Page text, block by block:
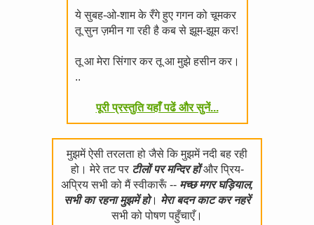
ये सुबह-ओ-शाम के रँगे हुए गगन को चूमकर
तू सुन ज़मीन गा रही है कब से झूम-झूम कर!
तू आ मेरा सिंगार कर तू आ मुझे हसीन कर।
..
पूरी प्रस्तुति यहाँ पढें और सुनें...
मुझमें ऐसी तरलता हो जैसे कि मुझमें नदी बह रही
हो। मेरे तट पर टीलों पर मन्दिर होंऔर प्रिय-
अप्रिय सभी को मैं स्वीकारूँ -- मच्छ मगर घड़ियाल,
सभी का रहना मुझमें हो। मेरा बदन काट कर नहरें
सभी को पोषण पहुँचाएँ।